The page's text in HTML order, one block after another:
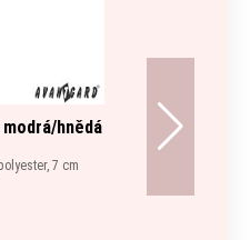
hnědá
7 cm